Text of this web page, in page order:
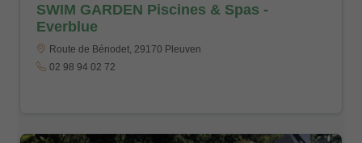
SWIM GARDEN Piscines & Spas -
Everblue
Route de Bénodet, 29170 Pleuven
02 98 94 02 72